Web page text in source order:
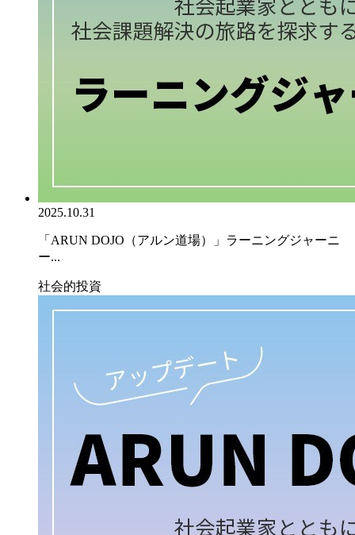
2025.10.31
「ARUN DOJO（アルン道場）」ラーニングジャーニ
ー...
社会的投資